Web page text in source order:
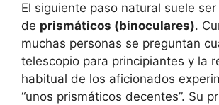
El siguiente paso natural suele
de prismáticos (binoculares).
muchas personas se preguntan
telescopio para principiantes y la
habitual de los aficionados
“unos prismáticos decentes”. Su